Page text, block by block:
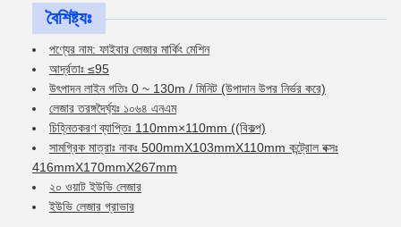
বৈশিষ্ট্যঃ
পণ্যের নাম: ফাইবার লেজার মার্কিং মেশিন
আর্দ্রতাঃ ≤95
উৎপাদন লাইন গতিঃ 0 ~ 130m / মিনিট (উপাদান উপর নির্ভর করে)
লেজার তরঙ্গদৈর্ঘ্যঃ ১০৬৪ এনএম
চিহ্নিতকরণ ব্যাপ্তিঃ 110mm×110mm ((বিকল্প)
সামগ্রিক মাত্রাঃ নাকঃ 500mmX103mmX110mm কন্ট্রোল বক্সঃ
416mmX170mmX267mm
২০ ওয়াট ইউভি লেজার
ইউভি লেজার গ্রাভার